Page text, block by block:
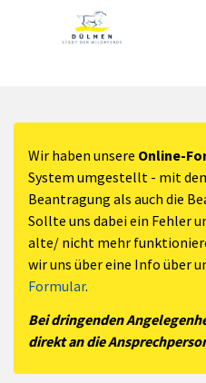
Zum Header
Zum
Zum Footer
Zum Hauptinhalt springen
Wir haben unsere Online-
System umgestellt - mit
Beantragung als auch die
Sollte uns dabei ein Fehler
alte/ nicht mehr
wir uns über eine Info über
Formular.
Bei dringenden
direkt an die